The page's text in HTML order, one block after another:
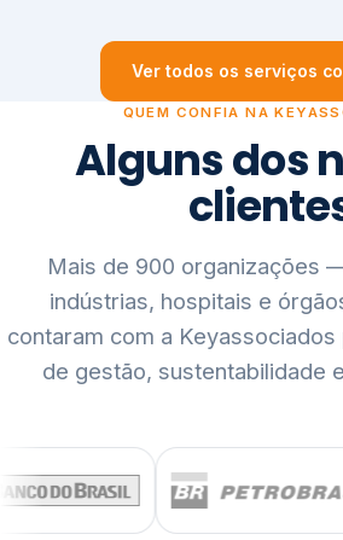
Ver todos os serviços
QUEM CONFIA NA
Alguns dos
Mais de 900 organizações
indústrias, hospitais e
contaram com a
de gestão, sustentabilidade